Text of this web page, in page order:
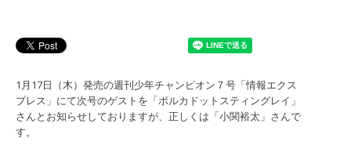
1月17日（木）発売の週刊少年チャンピオン７号「情報エクス
プレス」にて次号のゲストを「ポルカドットスティングレイ」
さんとお知らせしておりますが、正しくは「小関裕太」さんで
す。